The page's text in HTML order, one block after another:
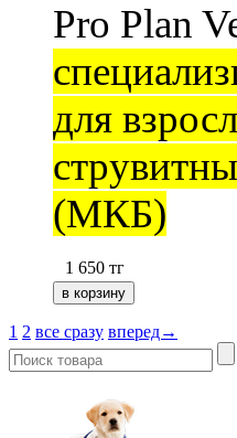
Pro Plan
для
(МКБ)
1 650 тг
1 2 все сразу вперед→